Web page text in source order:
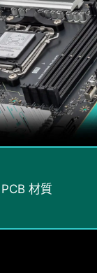
材質
和防鏽不銹鋼 IO
射噪音，與傳統